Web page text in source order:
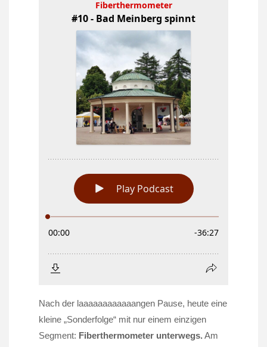
Nach der laaaaaaaaaaaangen Pause, heute eine
kleine „Sonderfolge“ mit nur einem einzigen
Segment: Fiberthermometer unterwegs. Am